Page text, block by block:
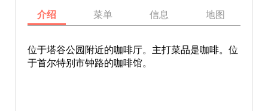
介绍 菜单 信息 地图
位于塔谷公园附近的咖啡厅。主打菜品是咖啡。位
于首尔特别市钟路的咖啡馆。